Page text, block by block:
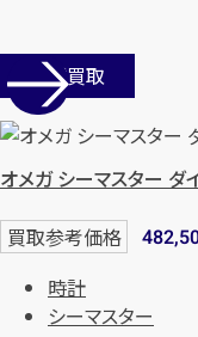
カ
最短
店舗買取
オメガ シーマスター
買取参考価格
時計
シーマスター